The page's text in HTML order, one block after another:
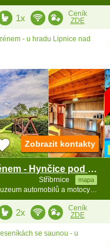
1x
Ceník
ZDE
- u hradu Lipnice nad
Roubenka s bazénem - Hynčice pod Sušinou
Stříbrnice mapa
103.5 km vzdušně od Muzeum automobilů a motocyklů
Zobrazit kontakty
2x
Ceník
ZDE
se saunou - u